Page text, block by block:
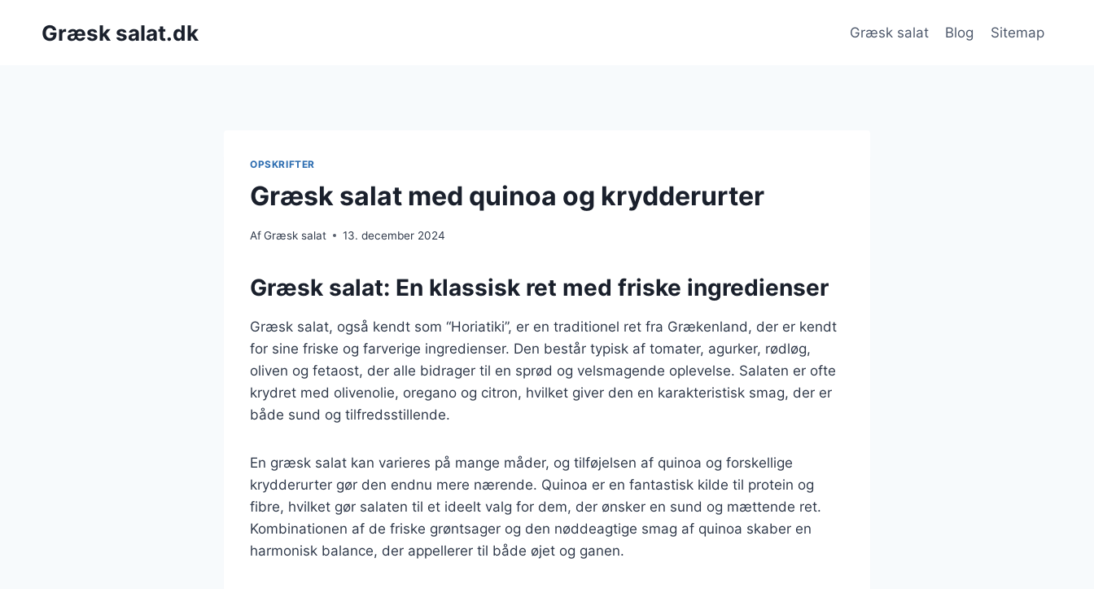
Græsk salat.dk Græsk salat Blog Sitemap
OPSKRIFTER
Græsk salat med quinoa og krydderurter
AfGræsk salat 13. december 2024
Græsk salat: En klassisk ret med friske ingredienser
Græsk salat, også kendt som “Horiatiki”, er en traditionel ret fra Grækenland, der er kendt
for sine friske og farverige ingredienser. Den består typisk af tomater, agurker, rødløg,
oliven og fetaost, der alle bidrager til en sprød og velsmagende oplevelse. Salaten er ofte
krydret med olivenolie, oregano og citron, hvilket giver den en karakteristisk smag, der er
både sund og tilfredsstillende.
En græsk salat kan varieres på mange måder, og tilføjelsen af quinoa og forskellige
krydderurter gør den endnu mere nærende. Quinoa er en fantastisk kilde til protein og
fibre, hvilket gør salaten til et ideelt valg for dem, der ønsker en sund og mættende ret.
Kombinationen af de friske grøntsager og den nøddeagtige smag af quinoa skaber en
harmonisk balance, der appellerer til både øjet og ganen.